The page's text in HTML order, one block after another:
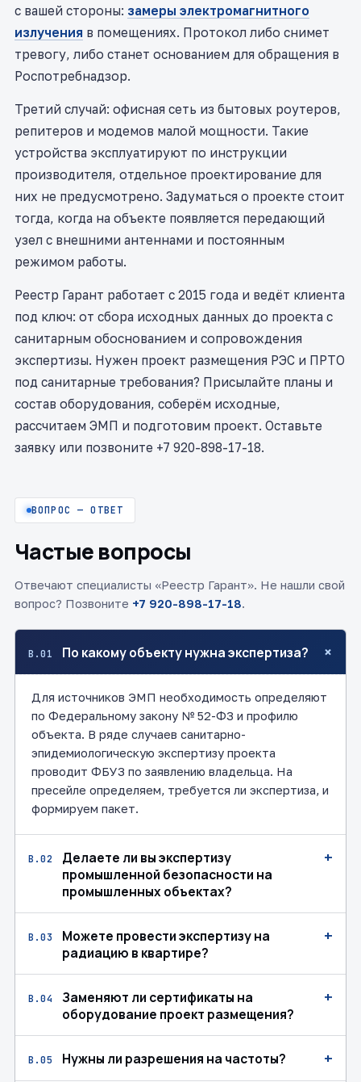
с вашей стороны: замеры электромагнитного
излучения в помещениях. Протокол либо снимет
тревогу, либо станет основанием для обращения в
Роспотребнадзор.
Третий случай: офисная сеть из бытовых роутеров,
репитеров и модемов малой мощности. Такие
устройства эксплуатируют по инструкции
производителя, отдельное проектирование для
них не предусмотрено. Задуматься о проекте стоит
тогда, когда на объекте появляется передающий
узел с внешними антеннами и постоянным
режимом работы.
Реестр Гарант работает с 2015 года и ведёт клиента
под ключ: от сбора исходных данных до проекта с
санитарным обоснованием и сопровождения
экспертизы. Нужен проект размещения РЭС и ПРТО
под санитарные требования? Присылайте планы и
состав оборудования, соберём исходные,
рассчитаем ЭМП и подготовим проект. Оставьте
заявку или позвоните +7 920-898-17-18.
ВОПРОС — ОТВЕТ
Частые вопросы
Отвечают специалисты «Реестр Гарант». Не нашли свой
вопрос? Позвоните +7 920-898-17-18.
В.01 По какому объекту нужна экспертиза? +
Для источников ЭМП необходимость определяют
по Федеральному закону № 52-ФЗ и профилю
объекта. В ряде случаев санитарно-
эпидемиологическую экспертизу проекта
проводит ФБУЗ по заявлению владельца. На
пресейле определяем, требуется ли экспертиза, и
формируем пакет.
В.02
Делаете ли вы экспертизу
промышленной безопасности на
промышленных объектах?
+
В.03
Можете провести экспертизу на
радиацию в квартире?
+
В.04
Заменяют ли сертификаты на
оборудование проект размещения?
+
В.05 Нужны ли разрешения на частоты? +